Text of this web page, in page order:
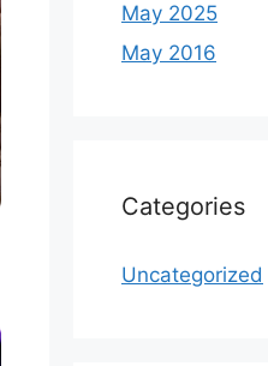
May 2025
May 2016
Categories
Uncategorized